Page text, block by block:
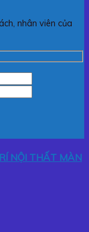
nhân viên của
NỘI THẤT MÀN